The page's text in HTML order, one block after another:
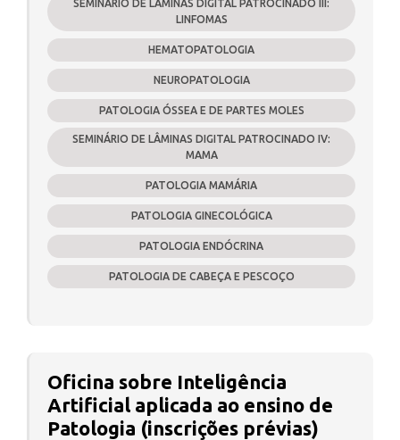
SEMINÁRIO DE LÂMINAS DIGITAL PATROCINADO III:
LINFOMAS
HEMATOPATOLOGIA
NEUROPATOLOGIA
PATOLOGIA ÓSSEA E DE PARTES MOLES
SEMINÁRIO DE LÂMINAS DIGITAL PATROCINADO IV:
MAMA
PATOLOGIA MAMÁRIA
PATOLOGIA GINECOLÓGICA
PATOLOGIA ENDÓCRINA
PATOLOGIA DE CABEÇA E PESCOÇO
Oficina sobre Inteligência
Artificial aplicada ao ensino de
Patologia (inscrições prévias)